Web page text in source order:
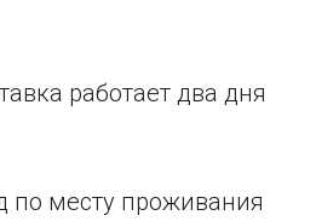
работает два дня
по месту проживания